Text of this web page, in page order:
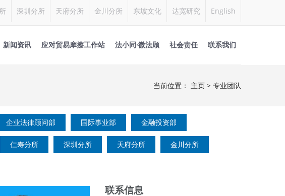
深圳分所 天府分所 金川分所 东坡文化 达宽研究 English
新闻资讯 应对贸易摩擦工作站 法小同·微法顾 社会责任 联系我们
当前位置： 主页 > 专业团队
企业法律顾问部 国际事业部 金融投资部
仁寿分所 深圳分所 天府分所 金川分所
联系信息